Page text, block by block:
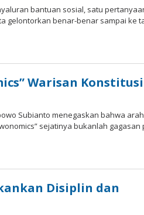
bantuan sosial, satu
gelontorkan benar-benar sampai ke
Warisan
Subianto menegaskan bahwa arah
sejatinya bukanlah gagasan
Disiplin dan